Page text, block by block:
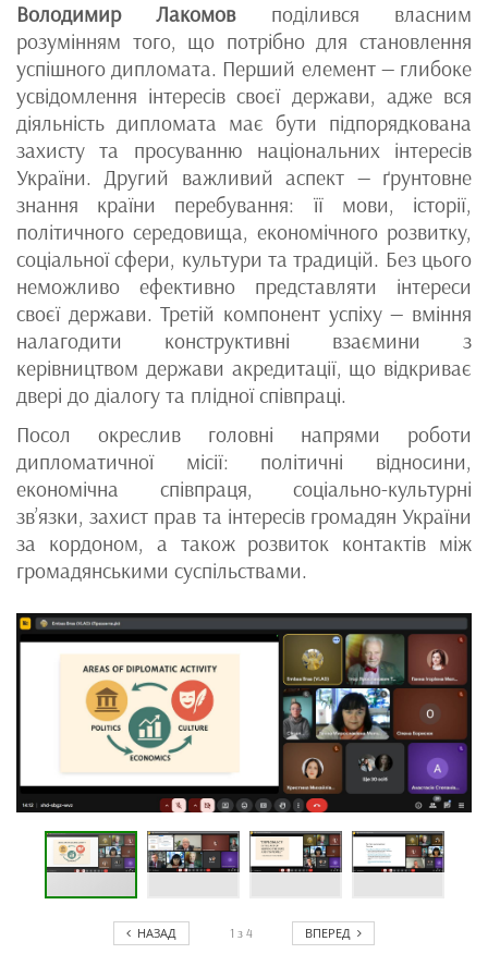
Володимир Лакомовподілився власним
розумінням того, що потрібно для становлення
успішного дипломата. Перший елемент — глибоке
усвідомлення інтересів своєї держави, адже вся
діяльність дипломата має бути підпорядкована
захисту та просуванню національних інтересів
України. Другий важливий аспект — ґрунтовне
знання країни перебування: її мови, історії,
політичного середовища, економічного розвитку,
соціальної сфери, культури та традицій. Без цього
неможливо ефективно представляти інтереси
своєї держави. Третій компонент успіху — вміння
налагодити конструктивні взаємини з
керівництвом держави акредитації, що відкриває
двері до діалогу та плідної співпраці.
Посол окреслив головні напрями роботи
дипломатичної місії: політичні відносини,
економічна співпраця, соціально-культурні
зв’язки, захист прав та інтересів громадян України
за кордоном, а також розвиток контактів між
громадянськими суспільствами.
НАЗАД 1 з 4 ВПЕРЕД